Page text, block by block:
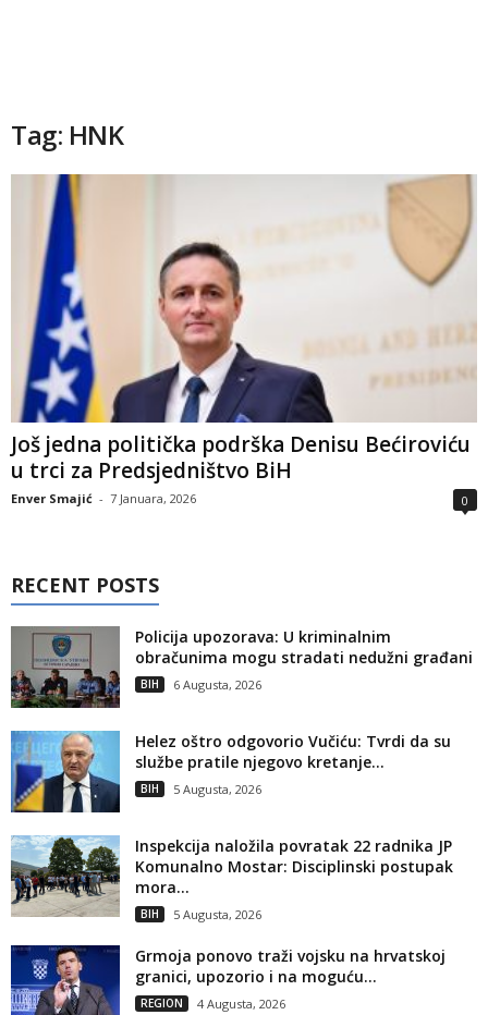
Tag: HNK
Još jedna politička podrška Denisu Bećiroviću
u trci za Predsjedništvo BiH
Enver Smajić - 7 Januara, 2026 0
RECENT POSTS
Policija upozorava: U kriminalnim
obračunima mogu stradati nedužni građani
BIH 6 Augusta, 2026
Helez oštro odgovorio Vučiću: Tvrdi da su
službe pratile njegovo kretanje...
BIH 5 Augusta, 2026
Inspekcija naložila povratak 22 radnika JP
Komunalno Mostar: Disciplinski postupak
mora...
BIH 5 Augusta, 2026
Grmoja ponovo traži vojsku na hrvatskoj
granici, upozorio i na moguću...
REGION 4 Augusta, 2026